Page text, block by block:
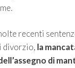
recenti
divorzio, la
di